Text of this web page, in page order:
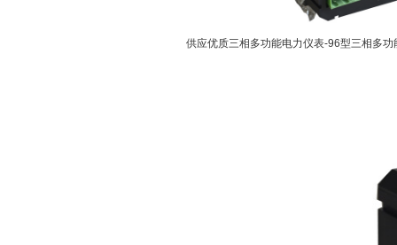
供应优质三相多功能电力仪表-96型三相多